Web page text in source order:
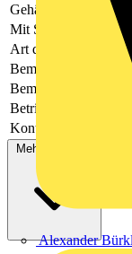
Alexander
Gehäusefarbe
Mit Schutzleiter
Art der Verbindung
Bemessungsstrom In
Betriebstemperatur
Kontaktausführung
Mehr anzeigen